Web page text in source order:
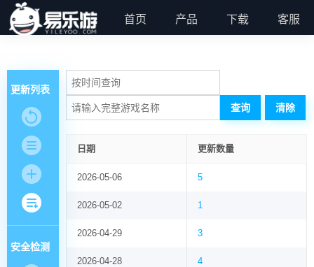
首页 产品 下载 客服
更新列表
安全检测
日期 更新数量
2026-05-06 5
2026-05-02 1
2026-04-29 3
2026-04-28 4